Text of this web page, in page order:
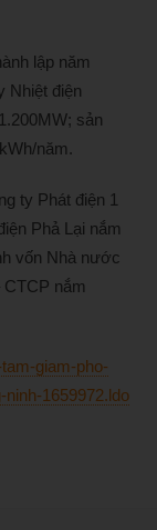
lập năm
Nhiệt điện
sản
năm.
ty Phát điện 1
Phả Lại nắm
vốn Nhà nước
nắm
giam-pho-
1659972.ldo